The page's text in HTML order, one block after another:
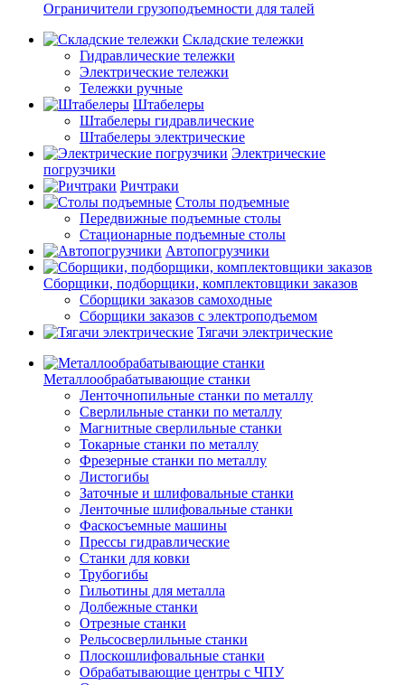
Ограничители грузоподъемности для талей
Складские тележки
Гидравлические тележки
Электрические тележки
Тележки ручные
Штабелеры
Штабелеры гидравлические
Штабелеры электрические
Электрические
погрузчики
Ричтраки
Столы подъемные
Передвижные подъемные столы
Стационарные подъемные столы
Автопогрузчики
Сборщики, подборщики, комплектовщики заказов
Сборщики заказов самоходные
Сборщики заказов с электроподъемом
Тягачи электрические
Металлообрабатывающие станки
Ленточнопильные станки по металлу
Сверлильные станки по металлу
Магнитные сверлильные станки
Токарные станки по металлу
Фрезерные станки по металлу
Листогибы
Заточные и шлифовальные станки
Ленточные шлифовальные станки
Фаскосъемные машины
Прессы гидравлические
Станки для ковки
Трубогибы
Гильотины для металла
Долбежные станки
Отрезные станки
Рельсосверлильные станки
Плоскошлифовальные станки
Обрабатывающие центры с ЧПУ